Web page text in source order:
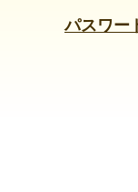
パスワー